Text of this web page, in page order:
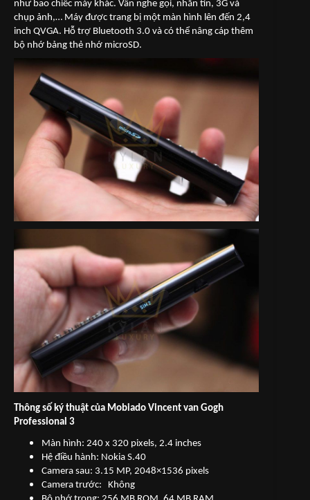
như bao chiếc máy khác. Vẫn nghe gọi, nhắn tin, 3G và
chụp ảnh,… Máy được trang bị một màn hình lên đến 2,4
inch QVGA. Hỗ trợ Bluetooth 3.0 và có thể nâng cáp thêm
bộ nhớ bảng thẻ nhớ microSD.
Thông số ký thuật của Mobiado Vincent van Gogh
Professional 3
Màn hình: 240 x 320 pixels, 2.4 inches
Hệ điều hành: Nokia S.40
Camera sau: 3.15 MP, 2048×1536 pixels
Camera trước: Không